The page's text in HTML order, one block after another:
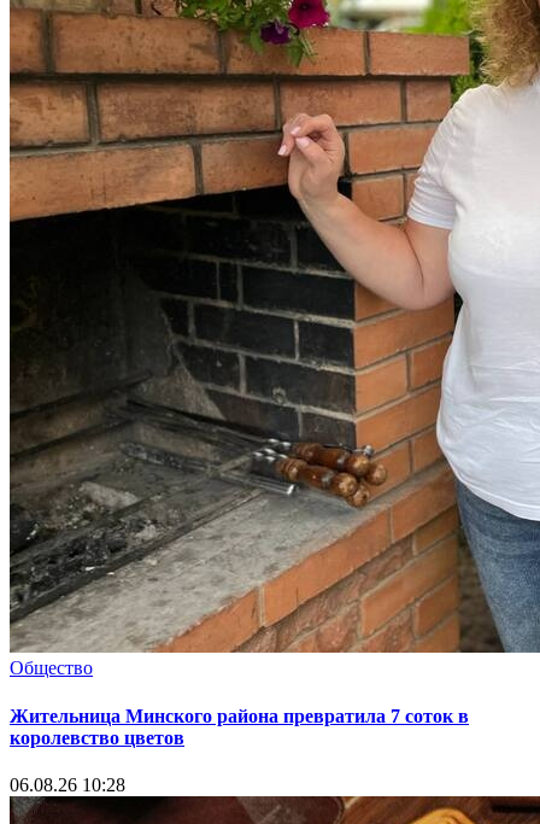
Общество
Жительница Минского района превратила 7 соток в
королевство цветов
06.08.26 10:28